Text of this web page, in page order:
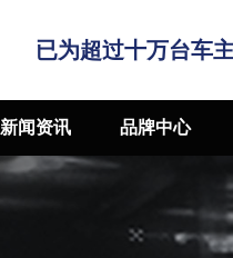
已为超过十万台车
新闻资讯 品牌中心